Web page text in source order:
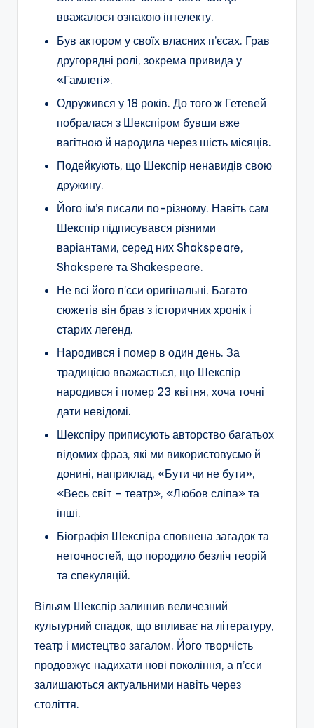
вважалося ознакою інтелекту.
Був актором у своїх власних п’єсах. Грав
другорядні ролі, зокрема привида у
«Гамлеті».
Одружився у 18 років. До того ж Гетевей
побралася з Шекспіром бувши вже
вагітною й народила через шість місяців.
Подейкують, що Шекспір ненавидів свою
дружину.
Його ім’я писали по-різному. Навіть сам
Шекспір підписувався різними
варіантами, серед них Shakspeare,
Shakspere та Shakespeare.
Не всі його п’єси оригінальні. Багато
сюжетів він брав з історичних хронік і
старих легенд.
Народився і помер в один день. За
традицією вважається, що Шекспір
народився і помер 23 квітня, хоча точні
дати невідомі.
Шекспіру приписують авторство багатьох
відомих фраз, які ми використовуємо й
донині, наприклад, «Бути чи не бути»,
«Весь світ – театр», «Любов сліпа» та
інші.
Біографія Шекспіра сповнена загадок та
неточностей, що породило безліч теорій
та спекуляцій.
Вільям Шекспір залишив величезний
культурний спадок, що впливає на літературу,
театр і мистецтво загалом. Його творчість
продовжує надихати нові покоління, а п’єси
залишаються актуальними навіть через
століття.